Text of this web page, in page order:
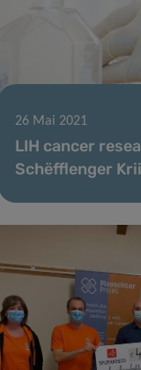
26 Mai 2021
LIH cancer
Schëfflenger